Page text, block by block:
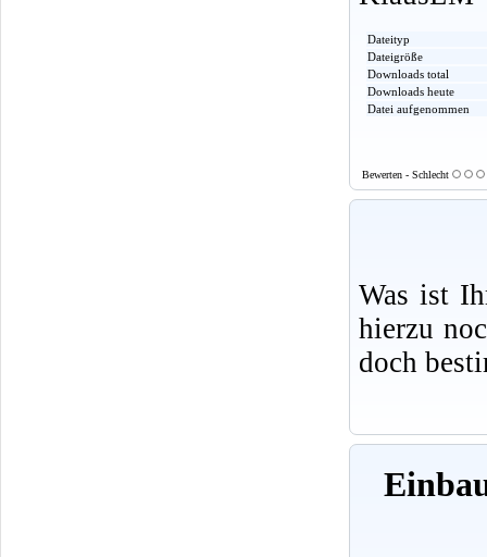
Dateityp
Dateigröße
Downloads total
Downloads heute
Datei aufgenommen
Bewerten - Schlecht
Was ist
hierzu
doch